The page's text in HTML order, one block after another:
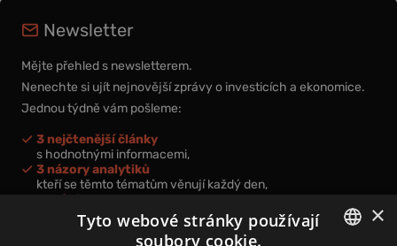
Newsletter
Mějte přehled s newsletterem.
Nenechte si ujít nejnovější zprávy o investicích a ekonomice.
Jednou týdně vám pošleme:
3 nejčtenější články
s hodnotnými informacemi,
3 názory analytiků
kteří se těmto tématům věnují každý den,
nová videa a podcasty
k prohloubení vašich znalostí.
×
Tyto webové stránky používají
soubory cookie.